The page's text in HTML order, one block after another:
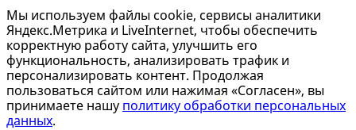
Мы используем файлы cookie, сервисы аналитики
Яндекс.Метрика и LiveInternet, чтобы обеспечить
корректную работу сайта, улучшить его
функциональность, анализировать трафик и
персонализировать контент. Продолжая
пользоваться сайтом или нажимая «Согласен», вы
принимаете нашу политику обработки персональных
данных.